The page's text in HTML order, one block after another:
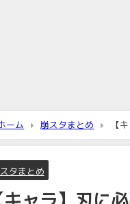
ーム 崩スタまとめ 【
タまとめ